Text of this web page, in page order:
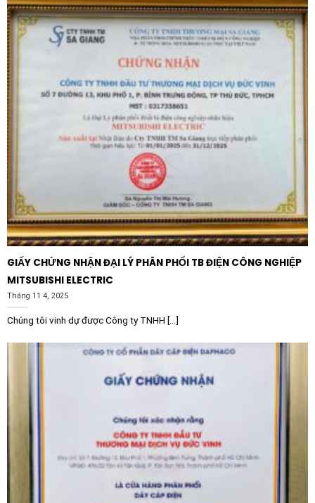
và cơ cấu cơ khí truyền động đi kèm. Nhờ khả năng
kiểm soát độ dốc tăng giảm điện áp mượt mà, Khởi
động mềm Schneider ATS130N2D65LT 65A 200-480V
hạn chế tối đa các xung lực momen đột ngột tác động
lên trục động cơ, khớp nối, hộp số và dây đai truyền
động. Đối với hệ thống đường ống dẫn chất lưu, cơ chế
dừng mềm giúp loại bỏ triệt để hiện tượng “búa nước”
nguy hiểm gây rạn nứt hay vỡ đường ống dẫn.
Tiếp theo, sản phẩm tối ưu hiệu quả kinh tế thông qua
việc tiết kiệm năng lượng và giảm thiểu chi phí vận
hành. Bằng cách giảm thiểu dòng điện inrush khi khởi
động (chỉ khoảng 300% dòng định mức trong vòng 5
giây), thiết bị hạn chế tình trạng sụt áp hệ thống gây
hư hỏng cho các thiết bị điện tử nhạy cảm xung quanh
trong nhà máy, đồng thời giảm mức phạt tiền điện do
vượt quá công suất biểu kiến tối đa. Ngoài ra, cấu trúc
không cần bảo trì định kỳ (preventive maintenance-
free) giúp các doanh nghiệp tiết kiệm tối đa thời gian
Các ứng dụng thực tiễn trong công
nghiệp
Nhờ thiết kế linh hoạt, độ bền cao đạt chuẩn bảo vệ
IP20 và khả năng tương thích môi trường công nghiệp
khắc nghiệt, Khởi động mềm Schneider
ATS130N2D65LT 65A 200-480V được ứng dụng rộng
rãi trong nhiều loại máy móc tiêu chuẩn:
GIẤY CHỨNG NHẬN ĐẠI LÝ PHÂN PHỐI TB ĐIỆN CÔNG NGHIỆP
MITSUBISHI ELECTRIC
Tháng 11 4, 2025
Chúng tôi vinh dự được Công ty TNHH [...]